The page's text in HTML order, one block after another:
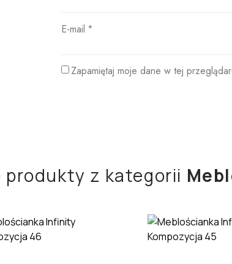
E-mail *
Zapamiętaj moje dane w tej
produkty z kategorii